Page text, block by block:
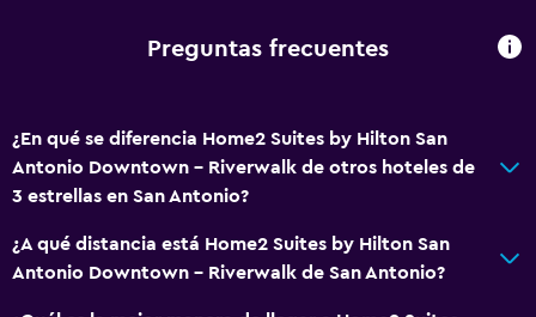
Preguntas frecuentes
¿En qué se diferencia Home2 Suites by Hilton San
Antonio Downtown - Riverwalk de otros hoteles de
3 estrellas en San Antonio?
¿A qué distancia está Home2 Suites by Hilton San
Antonio Downtown - Riverwalk de San Antonio?